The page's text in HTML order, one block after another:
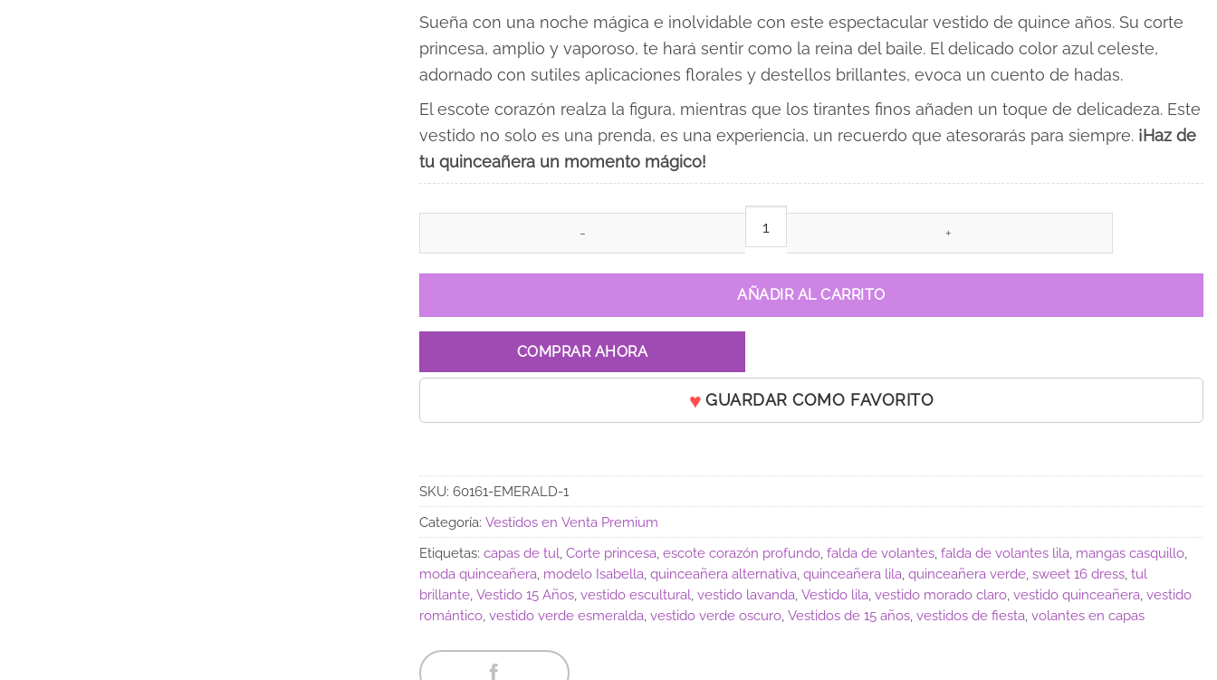
Sueña con una noche mágica e inolvidable con este espectacular vestido de quince años. Su corte
princesa, amplio y vaporoso, te hará sentir como la reina del baile. El delicado color azul celeste,
adornado con sutiles aplicaciones florales y destellos brillantes, evoca un cuento de hadas.
El escote corazón realza la figura, mientras que los tirantes finos añaden un toque de delicadeza. Este
vestido no solo es una prenda, es una experiencia, un recuerdo que atesorarás para siempre. ¡Haz de
tu quinceañera un momento mágico!
Vestido de 15 años Sabrina Morado Lavanda cantidad
AÑADIR AL CARRITO
COMPRAR AHORA
GUARDAR COMO FAVORITO
SKU: 60161-EMERALD-1
Categoría: Vestidos en Venta Premium
Etiquetas: capas de tul Corte princesa escote corazón profundo falda de volantes falda de volantes lila mangas casquillo
moda quinceañera modelo Isabella quinceañera alternativa quinceañera lila quinceañera verde sweet 16 dress tul
brillante Vestido 15 Años vestido escultural vestido lavanda Vestido lila vestido morado claro vestido quinceañera vestido
romántico vestido verde esmeralda vestido verde oscuro Vestidos de 15 años vestidos de fiesta volantes en capas